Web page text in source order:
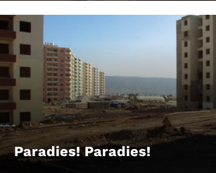
Paradies! Paradies!